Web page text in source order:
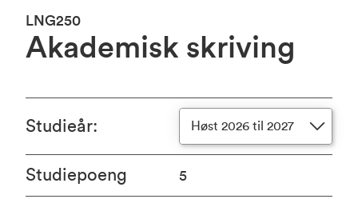
LNG250
Akademisk skriving
Studieår: Høst 2026 til 2027
Studiepoeng 5